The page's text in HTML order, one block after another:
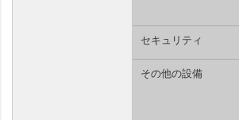
セキュリティ
その他の設備